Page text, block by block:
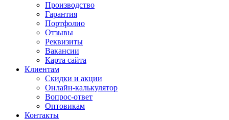
Производство
Гарантия
Портфолио
Отзывы
Реквизиты
Вакансии
Карта сайта
Клиентам
Скидки и акции
Онлайн-калькулятор
Вопрос-ответ
Оптовикам
Контакты